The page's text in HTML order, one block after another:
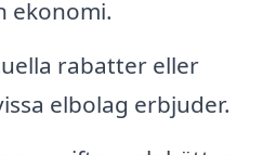
ekonomi.
rabatter eller
elbolag erbjuder.